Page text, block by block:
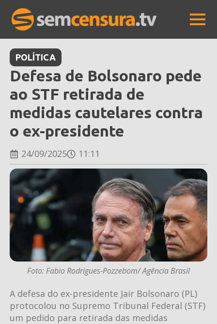
POLÍTICA
Defesa de Bolsonaro pede
ao STF retirada de
medidas cautelares contra
o ex-presidente
24/09/2025 11:11
Foto: Fabio Rodrigues-Pozzebom/ Agência Brasil
A defesa do ex-presidente Jair Bolsonaro (PL)
protocolou no Supremo Tribunal Federal (STF)
um pedido para retirada das medidas